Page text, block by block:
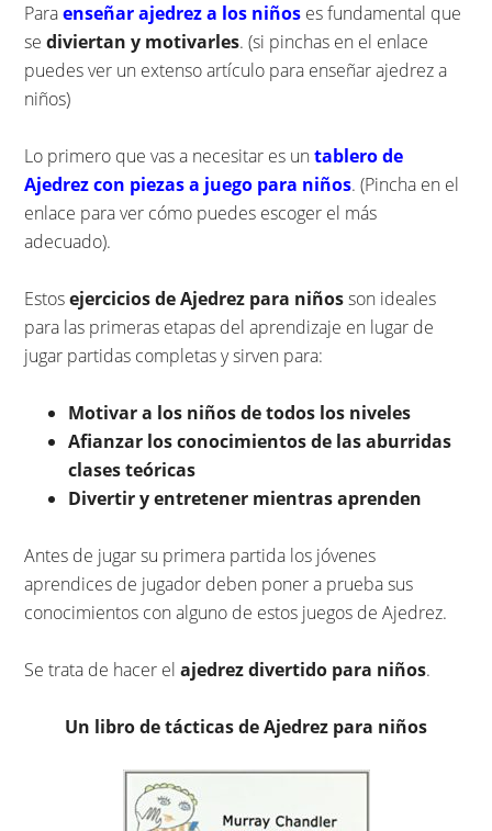
Paraenseñar ajedrez a los niños es fundamental que
sediviertan y motivarles. (si pinchas en el enlace
puedes ver un extenso artículo para enseñar ajedrez a
niños)
Lo primero que vas a necesitar es untablero de
Ajedrez con piezas a juego para niños. (Pincha en el
enlace para ver cómo puedes escoger el más
adecuado).
Estosejercicios de Ajedrez para niñosson ideales
para las primeras etapas del aprendizaje en lugar de
jugar partidas completas y sirven para:
Motivar a los niños de todos los niveles
Afianzar los conocimientos de las aburridas
clases teóricas
Divertir y entretener mientras aprenden
Antes de jugar su primera partida los jóvenes
aprendices de jugador deben poner a prueba sus
conocimientos con alguno de estos juegos de Ajedrez.
Se trata de hacer elajedrez divertido para niños.
Un libro de tácticas de Ajedrez para niños